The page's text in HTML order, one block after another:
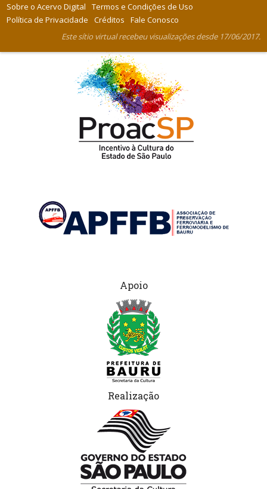
Sobre o Acervo Digital
Termos e Condições de Uso
Política de Privacidade
Créditos
Fale Conosco
Este sítio virtual recebeu visualizações desde 17/06/2017.
Apoio
Realização